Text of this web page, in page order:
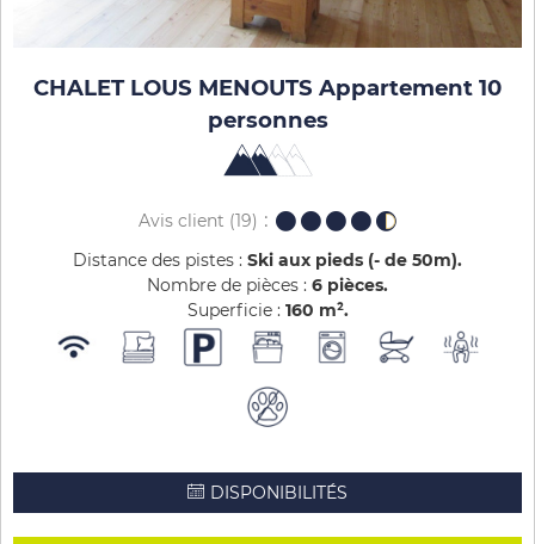
CHALET LOUS MENOUTS Appartement 10
personnes
Avis client (19)
Distance des pistes : Ski aux pieds (- de 50m)
Nombre de pièces : 6 pièces
Superficie : 160 m²
DISPONIBILITÉS